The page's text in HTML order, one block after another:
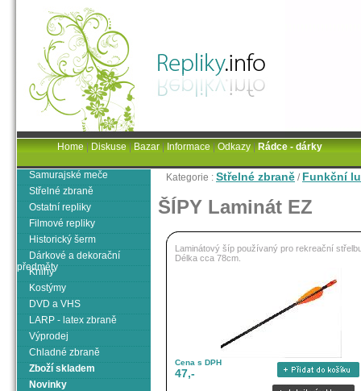
Kategorie : Střelné zbraně / Funkční
ŠÍPY Laminát EZ
Laminátový šíp používaný pro rekreační
Délka cca 78cm.
Cena s DPH
47,-
Samurajské meče
Střelné zbraně
Ostatní repliky
Filmové repliky
Historický šerm
Dárkové a dekorační
předměty
Knihy
Kostýmy
DVD a VHS
LARP - latex zbraně
Výprodej
Chladné zbraně
Zboží skladem
Novinky
Home|Diskuse|Bazar|Informace|Odkazy|Rádce - dárky